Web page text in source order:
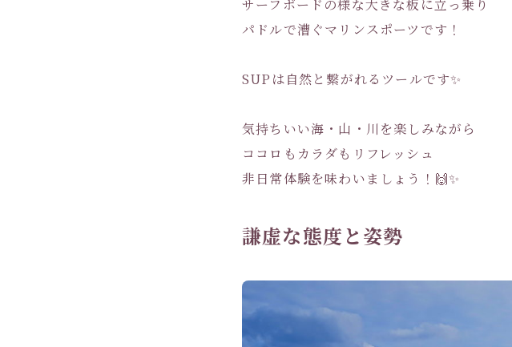
サーフボードの様な大きな板に立っ乗り
パドルで漕ぐマリンスポーツです！
SUPは自然と繋がれるツールです✨
気持ちいい海・山・川を楽しみながら
ココロもカラダもリフレッシュ
非日常体験を味わいましょう！🙌✨
謙虚な態度と姿勢